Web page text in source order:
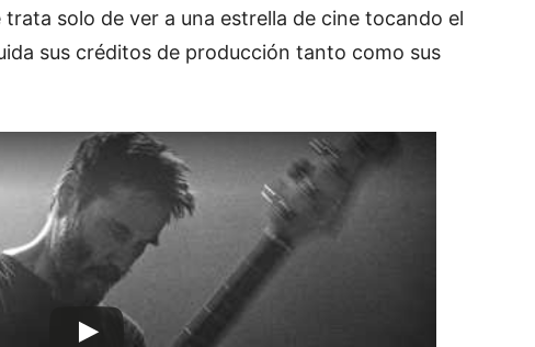
solo de ver a una estrella de cine tocando el
sus créditos de producción tanto como sus